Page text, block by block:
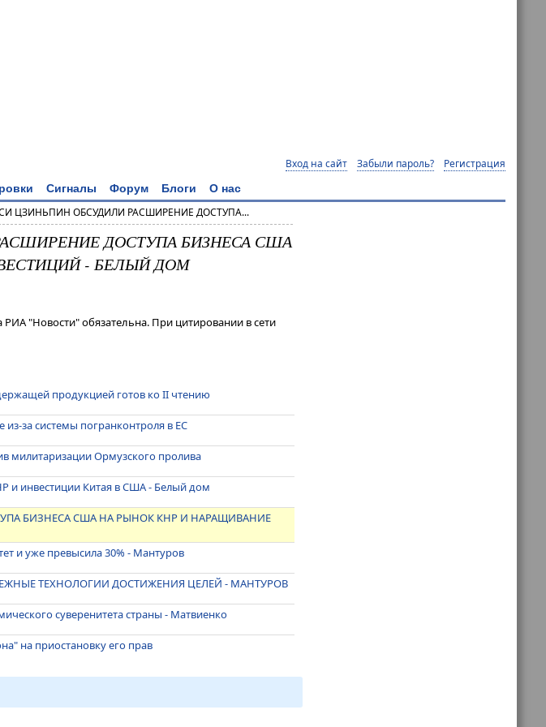
Вход на сайт Забыли пароль? Регистрация
Сигналы Форум Блоги О нас
ЦЗИНЬПИН ОБСУДИЛИ РАСШИРЕНИЕ ДОСТУПА...
ДОСТУПА БИЗНЕСА США
- БЕЛЫЙ ДОМ
"Новости" обязательна. При цитировании в сети
продукцией готов ко II чтению
из-за системы погранконтроля в ЕС
милитаризации Ормузского пролива
и инвестиции Китая в США - Белый дом
БИЗНЕСА США НА РЫНОК КНР И НАРАЩИВАНИЕ
и уже превысила 30% - Мантуров
ТЕХНОЛОГИИ ДОСТИЖЕНИЯ ЦЕЛЕЙ - МАНТУРОВ
суверенитета страны - Матвиенко
на приостановку его прав